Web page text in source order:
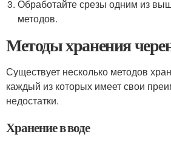
Обработайте срезы одним из
методов.
Методы хранения
Существует несколько методов
каждый из которых имеет свои
недостатки.
Хранение в воде